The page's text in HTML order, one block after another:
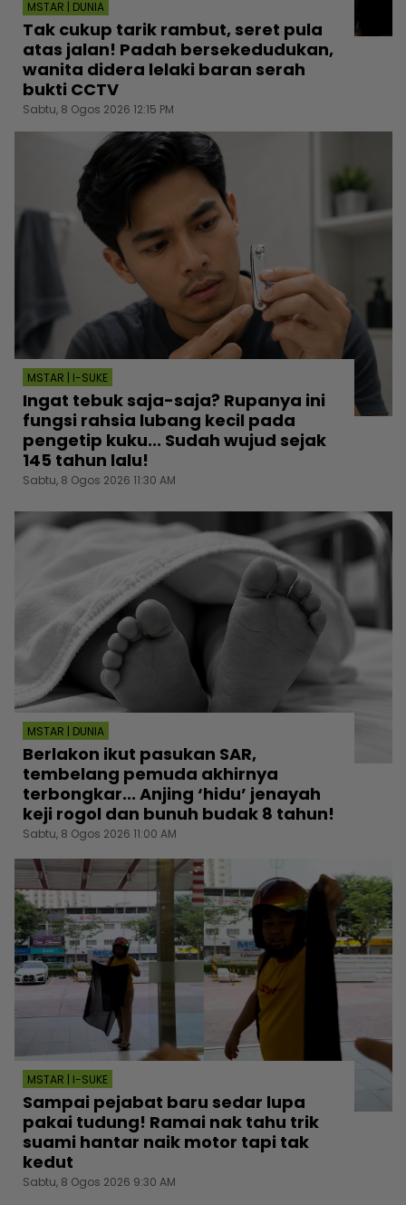
MSTAR | DUNIA
Tak cukup tarik rambut, seret pula
atas jalan! Padah bersekedudukan,
wanita didera lelaki baran serah
bukti CCTV
Sabtu, 8 Ogos 2026 12:15 PM
MSTAR | I-SUKE
Ingat tebuk saja-saja? Rupanya ini
fungsi rahsia lubang kecil pada
pengetip kuku... Sudah wujud sejak
145 tahun lalu!
Sabtu, 8 Ogos 2026 11:30 AM
MSTAR | DUNIA
Berlakon ikut pasukan SAR,
tembelang pemuda akhirnya
terbongkar... Anjing ‘hidu’ jenayah
keji rogol dan bunuh budak 8 tahun!
Sabtu, 8 Ogos 2026 11:00 AM
MSTAR | I-SUKE
Sampai pejabat baru sedar lupa
pakai tudung! Ramai nak tahu trik
suami hantar naik motor tapi tak
kedut
Sabtu, 8 Ogos 2026 9:30 AM